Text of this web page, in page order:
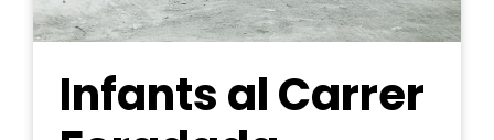
Infants al Carrer